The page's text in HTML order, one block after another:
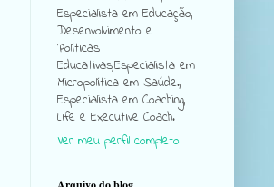
Especialista em Educação,
Desenvolvimento e
Políticas
Educativas;Especialista em
Micropolítica em Saúde.,
Especialista em Coaching,
Life e Executive Coach.
Ver meu perfil completo